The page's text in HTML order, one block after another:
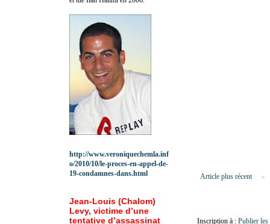
Article plus récent
Inscription à : Publier
http://www.veroniquechemla.inf
o/2010/10/le-proces-en-appel-de-
19-condamnes-dans.html
Jean-Louis (Chalom)
Levy, victime d’une
tentative d’assassinat